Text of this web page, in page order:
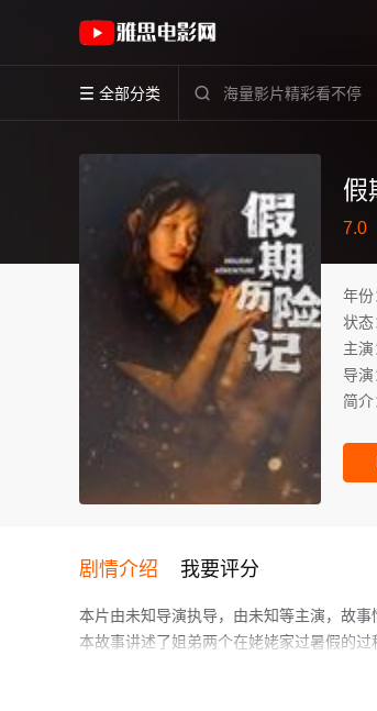
 全部分类 
《假期历险记》(2024)中国大陆普
假
7.0
很差较差 推荐力荐
年份
状态
主演
导演
简介
剧情介绍 我要评分
本片由未知导演执导，由未知等主演，故
本故事讲述了姐弟两个在姥姥家过暑假的